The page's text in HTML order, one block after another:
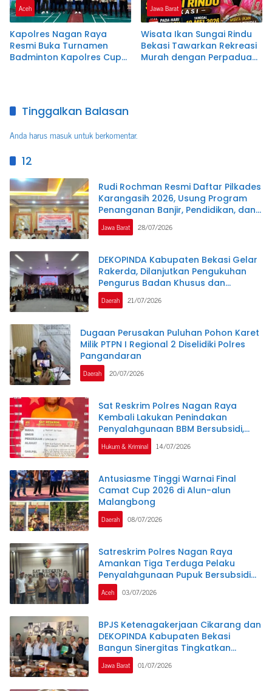
Aceh
Kapolres Nagan Raya
Resmi Buka Turnamen
Badminton Kapolres Cup
Jawa Barat
Wisata Ikan Sungai Rindu
Bekasi Tawarkan Rekreasi
Murah dengan Perpaduan
Tinggalkan Balasan
Anda harusmasukuntuk berkomentar.
12
Rudi Rochman Resmi Daftar Pilkades
Karangasih 2026, Usung Program
Penanganan Banjir, Pendidikan, dan
Kesejahteraan Guru Ngaji
Jawa Barat 28/07/2026
DEKOPINDA Kabupaten Bekasi Gelar
Rakerda, Dilanjutkan Pengukuhan
Pengurus Badan Khusus dan
Lembaga Teknis
Daerah 21/07/2026
Dugaan Perusakan Puluhan Pohon Karet
Milik PTPN I Regional 2 Diselidiki Polres
Pangandaran
Daerah 20/07/2026
Sat Reskrim Polres Nagan Raya
Kembali Lakukan Penindakan
Penyalahgunaan BBM Bersubsidi,
Tiga Tersangka Ditahan.
Hukum & Kriminal 14/07/2026
Antusiasme Tinggi Warnai Final
Camat Cup 2026 di Alun-alun
Malangbong
Daerah 08/07/2026
Satreskrim Polres Nagan Raya
Amankan Tiga Terduga Pelaku
Penyalahgunaan Pupuk Bersubsidi
dan Bio Solar Bersubsidi.
Aceh 03/07/2026
BPJS Ketenagakerjaan Cikarang dan
DEKOPINDA Kabupaten Bekasi
Bangun Sinergitas Tingkatkan
Perlindungan Pekerja Koperasi dan
UKM
Jawa Barat 01/07/2026